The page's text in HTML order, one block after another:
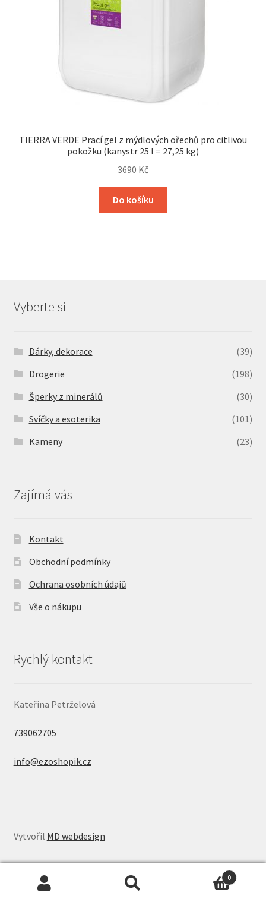
TIERRA VERDE Prací gel z mýdlových ořechů pro citlivou
pokožku (kanystr 25 l = 27,25 kg)
3690 Kč
Do košíku
Vyberte si
Dárky, dekorace
(39)
Drogerie
(198)
Šperky z minerálů
(30)
Svíčky a esoterika
(101)
Kameny
(23)
Zajímá vás
Kontakt
Obchodní podmínky
Ochrana osobních údajů
Vše o nákupu
Rychlý kontakt
Kateřina Petrželová
739062705
info@ezoshopik.cz
Vytvořil MD webdesign
0